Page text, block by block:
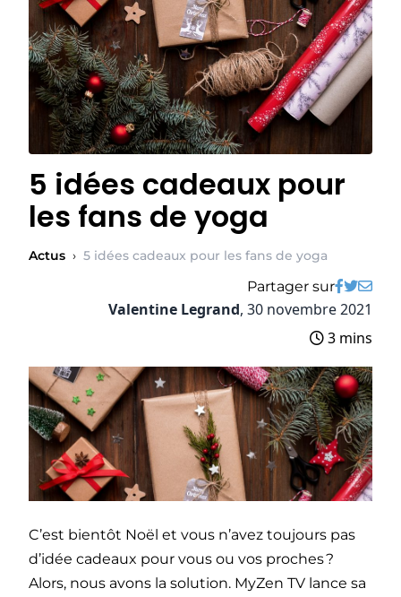
5 idées cadeaux pour
les fans de yoga
Actus › 5 idées cadeaux pour les fans de yoga
Partager sur
Valentine Legrand, 30 novembre 2021
3 mins
C’est bientôt Noël et vous n’avez toujours pas
d’idée cadeaux pour vous ou vos proches ?
Alors, nous avons la solution. MyZen TV lance sa